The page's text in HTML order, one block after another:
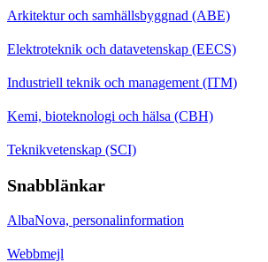
Arkitektur och samhällsbyggnad (ABE)
Elektroteknik och datavetenskap (EECS)
Industriell teknik och management (ITM)
Kemi, bioteknologi och hälsa (CBH)
Teknikvetenskap (SCI)
Snabblänkar
AlbaNova, personalinformation
Webbmejl